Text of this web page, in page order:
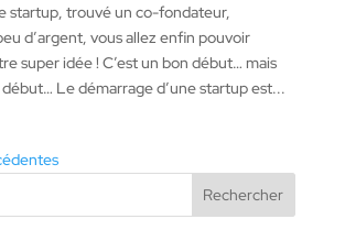
startup, trouvé un co-fondateur,
d’argent, vous allez enfin pouvoir
super idée ! C’est un bon début… mais
début… Le démarrage d’une startup est...
Rechercher